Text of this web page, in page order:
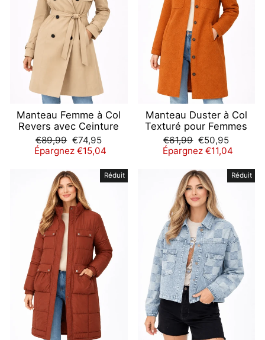
Manteau Femme à Col
Revers avec Ceinture
Prix
régulier
€89,99 Prix
réduit
€74,95
Épargnez €15,04
Manteau Duster à Col
Texturé pour Femmes
Prix
régulier
€61,99 Prix
réduit
€50,95
Épargnez €11,04
Réduit Réduit